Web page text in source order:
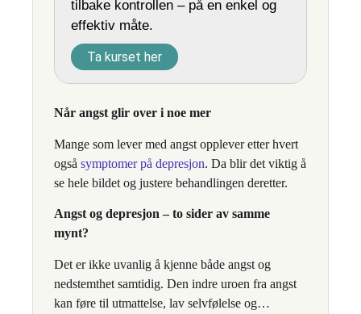
tilbake kontrollen – på en enkel og
effektiv måte.
Ta kurset her
Når angst glir over i noe mer
Mange som lever med angst opplever etter hvert
også symptomer på depresjon. Da blir det viktig å
se hele bildet og justere behandlingen deretter.
Angst og depresjon – to sider av samme
mynt?
Det er ikke uvanlig å kjenne både angst og
nedstemthet samtidig. Den indre uroen fra angst
kan føre til utmattelse, lav selvfølelse og